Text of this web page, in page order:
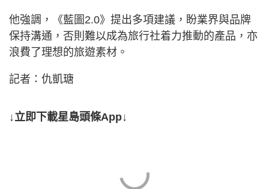
他強調，《藍圖2.0》提出多項建議，盼業界與品牌
保持溝通，否則難以成為旅行社着力推動的產品，亦
浪費了理想的旅遊素材。
記者：仇凱瑭
↓立即下載星島頭條App↓